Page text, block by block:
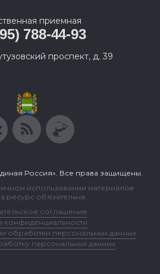
приемная
788-44-93
проспект, д. 39
Россия». Все права защищены.
использовании материалов
ресурс обязательна.
соглашение
конфиденциальности
обработки персональных данных
персональных данных